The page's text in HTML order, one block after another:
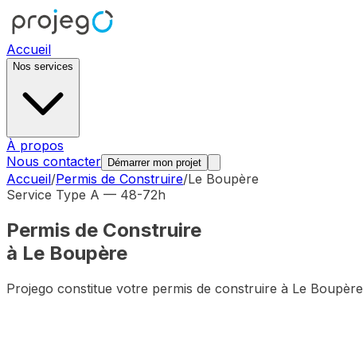
Accueil
Nos services
À propos
Nous contacter
Démarrer mon projet
Accueil/Permis de Construire/Le Boupère
Service Type A — 48-72h
Permis de Construire
à Le Boupère
Projego constitue votre permis de construire à Le Boupère